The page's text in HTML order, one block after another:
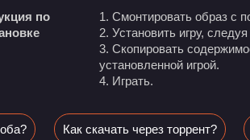
по
Смонтировать образ с
Установить игру,
Скопировать
установленной игрой.
Играть.
Как скачать через торрент?